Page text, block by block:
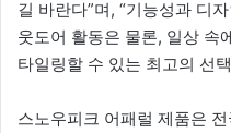
길 바란다”며, “기능성과 디
웃도어 활동은 물론, 일상 속
타일링할 수 있는 최고의 선
스노우피크 어패럴 제품은